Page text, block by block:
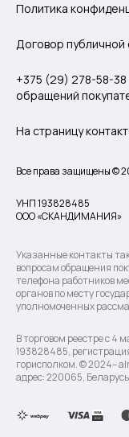
Политика
Договор
+375 (29) 278-58-
обращений
На страницу
Все права защищены ©
УНП 193828485
ООО «СКАНДИМАНИЯ»
Указанные контакты
вопросам обращения
телефона работников
органов по месту
уполномоченных
В торговом реестре с
193828485,
горисполком. © 2024–
адрес: 220065,